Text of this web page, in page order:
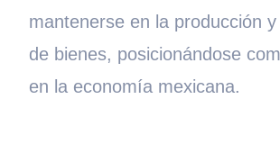
mantenerse en la producción
de bienes, posicionándose
en la economía mexicana.